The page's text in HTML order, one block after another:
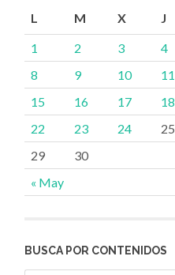
L
M X J
« May
1 2 3 4
8
9 10 11
15
16 17 18
22
23 24 25
29
30
BUSCA POR CONTENIDOS